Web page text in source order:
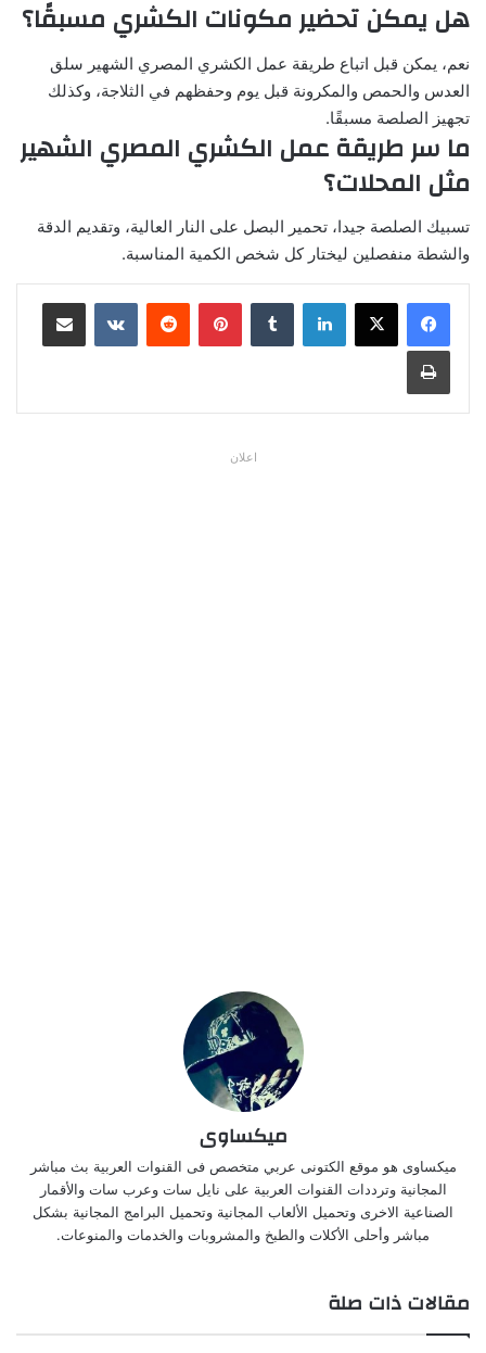
هل يمكن تحضير مكونات الكشري مسبقًا؟
نعم، يمكن قبل اتباع طريقة عمل الكشري المصري الشهير سلق
العدس والحمص والمكرونة قبل يوم وحفظهم في الثلاجة، وكذلك
تجهيز الصلصة مسبقًا.
ما سر طريقة عمل الكشري المصري الشهير
مثل المحلات؟
تسبيك الصلصة جيدا، تحمير البصل على النار العالية، وتقديم الدقة
والشطة منفصلين ليختار كل شخص الكمية المناسبة.
لينكدإن بينتيريست مشاركة عبر البريد
طباعة
اعلان
ميكساوى
ميكساوى هو موقع الكتونى عربي متخصص فى القنوات العربية بث مباشر
المجانية وترددات القنوات العربية على نايل سات وعرب سات والأقمار
الصناعية الاخرى وتحميل الألعاب المجانية وتحميل البرامج المجانية بشكل
مباشر وأحلى الأكلات والطبخ والمشروبات والخدمات والمنوعات.
مقالات ذات صلة